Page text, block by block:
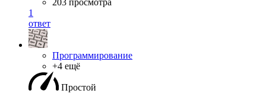
203 просмотра
1
ответ
Программирование
+4 ещё
Простой